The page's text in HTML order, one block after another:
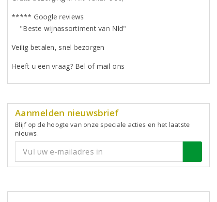
***** Google reviews
"Beste wijnassortiment van Nld"
Veilig betalen, snel bezorgen
Heeft u een vraag? Bel of mail ons
Aanmelden nieuwsbrief
Blijf op de hoogte van onze speciale acties en het laatste
nieuws.